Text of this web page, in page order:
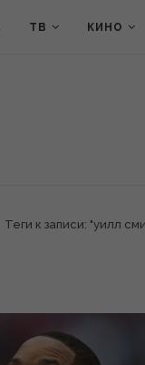
ТВ КИНО
Теги к записи: "уилл